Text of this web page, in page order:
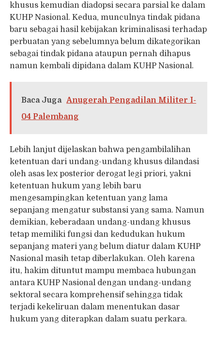
khusus kemudian diadopsi secara parsial ke dalam
KUHP Nasional. Kedua, munculnya tindak pidana
baru sebagai hasil kebijakan kriminalisasi terhadap
perbuatan yang sebelumnya belum dikategorikan
sebagai tindak pidana ataupun pernah dihapus
namun kembali dipidana dalam KUHP Nasional.
Baca Juga Anugerah Pengadilan Militer I-
04 Palembang
Lebih lanjut dijelaskan bahwa pengambilalihan
ketentuan dari undang-undang khusus dilandasi
oleh asas lex posterior derogat legi priori, yakni
ketentuan hukum yang lebih baru
mengesampingkan ketentuan yang lama
sepanjang mengatur substansi yang sama. Namun
demikian, keberadaan undang-undang khusus
tetap memiliki fungsi dan kedudukan hukum
sepanjang materi yang belum diatur dalam KUHP
Nasional masih tetap diberlakukan. Oleh karena
itu, hakim dituntut mampu membaca hubungan
antara KUHP Nasional dengan undang-undang
sektoral secara komprehensif sehingga tidak
terjadi kekeliruan dalam menentukan dasar
hukum yang diterapkan dalam suatu perkara.